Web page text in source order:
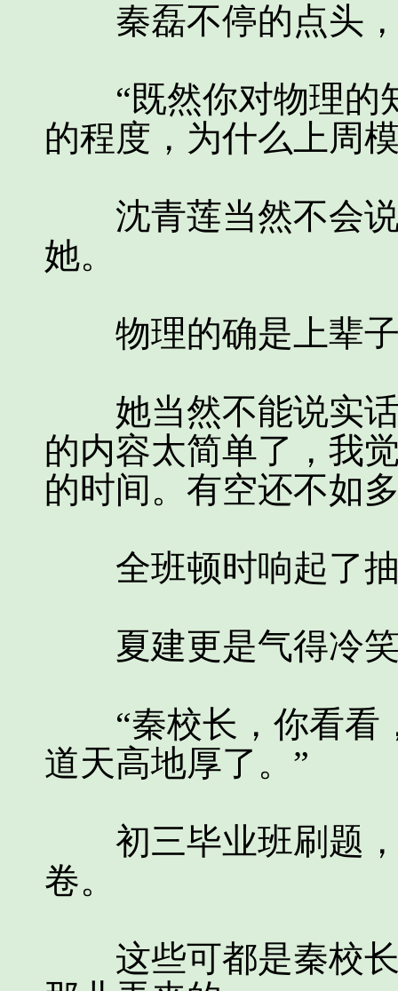
秦磊不停的点头，
“既然你对物理的
的程度，为什么上周
沈青莲当然不会说
她。
物理的确是上辈子
她当然不能说实话
的内容太简单了，我
的时间。有空还不如
全班顿时响起了抽
夏建更是气得冷笑
“秦校长，你看看
道天高地厚了。”
初三毕业班刷题，
卷。
这些可都是秦校长